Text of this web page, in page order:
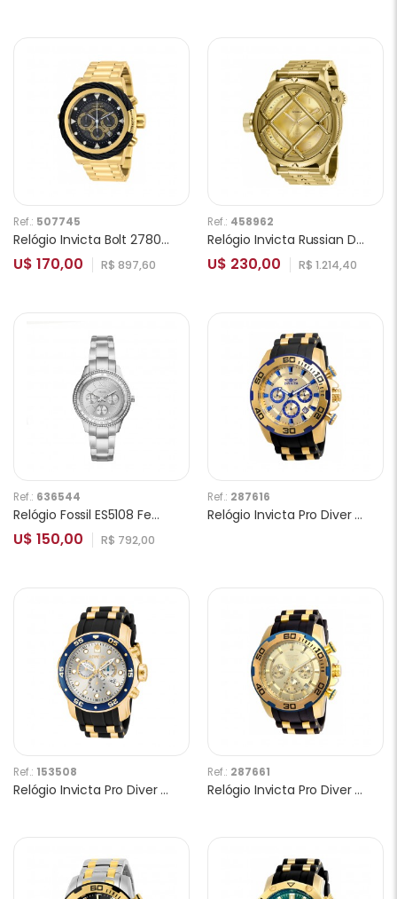
Ref.: 507745
Relógio Invicta Bolt 27800 Masculino
U$ 170,00 R$ 897,60
Ref.: 458962
Relógio Invicta Russian Diver 26466 Masculino
U$ 230,00 R$ 1.214,40
Ref.: 636544
Relógio Fossil ES5108 Feminino
U$ 150,00 R$ 792,00
Ref.: 287616
Relógio Invicta Pro Diver 22308 Masculino
Ref.: 153508
Relógio Invicta Pro Diver 17880 Masculino
Ref.: 287661
Relógio Invicta Pro Diver 22345 Masculino